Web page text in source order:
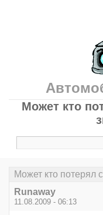
Может кто
Может кто потерял
Runaway
11.08.2009 - 06:13